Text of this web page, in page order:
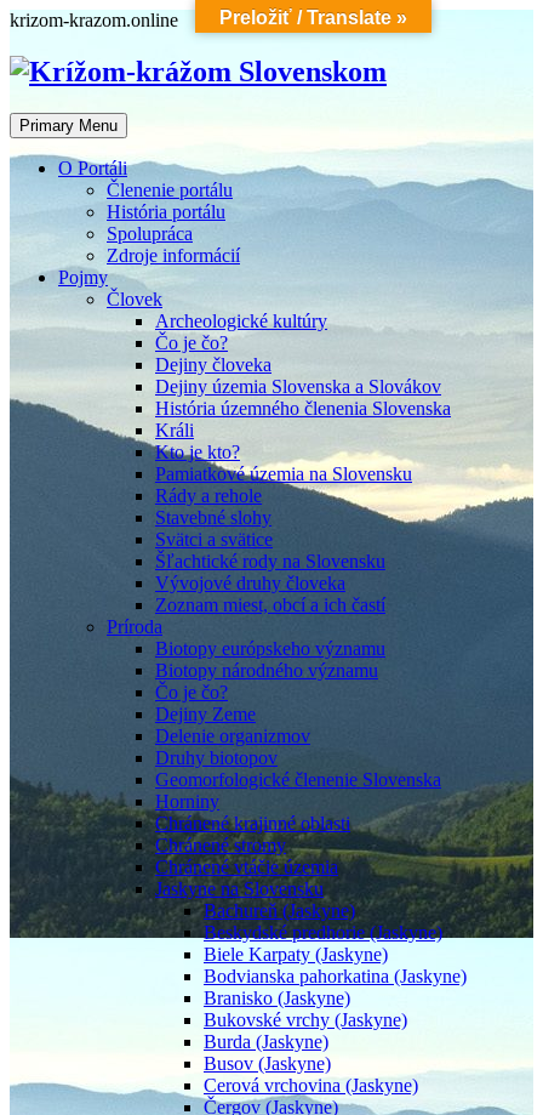
Skip
content
krizom-krazom.online
Primary Menu
O Portáli
Členenie portálu
História portálu
Spolupráca
Zdroje informácií
Pojmy
Človek
Archeologické kultúry
Čo je čo?
Dejiny človeka
Dejiny územia Slovenska a Slovákov
História územného členenia Slovenska
Králi
Kto je kto?
Pamiatkové územia na Slovensku
Rády a rehole
Stavebné slohy
Svätci a svätice
Šľachtické rody na Slovensku
Vývojové druhy človeka
Zoznam miest, obcí a ich častí
Príroda
Biotopy európskeho významu
Biotopy národného významu
Čo je čo?
Dejiny Zeme
Delenie organizmov
Druhy biotopov
Geomorfologické členenie Slovenska
Horniny
Chránené krajinné oblasti
Chránené stromy
Chránené vtáčie územia
Jaskyne na Slovensku
Bachureň (Jaskyne)
Beskydské predhorie (Jaskyne)
Biele Karpaty (Jaskyne)
Bodvianska pahorkatina (Jaskyne)
Branisko (Jaskyne)
Bukovské vrchy (Jaskyne)
Burda (Jaskyne)
Busov (Jaskyne)
Cerová vrchovina (Jaskyne)
Čergov (Jaskyne)
Preložiť / Translate »